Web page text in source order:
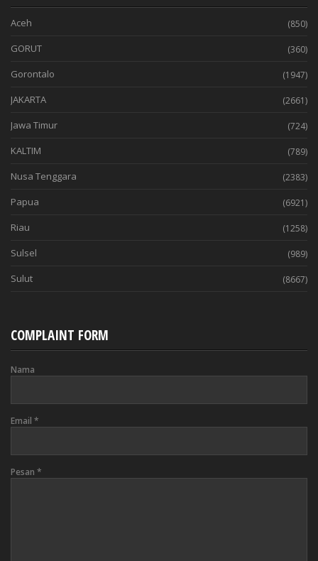
Aceh (850)
GORUT (360)
Gorontalo (1947)
JAKARTA (2661)
Jawa Timur (724)
KALTIM (789)
Nusa Tenggara (2383)
Papua (6921)
Riau (1258)
Sulsel (989)
Sulut (8667)
COMPLAINT FORM
Nama
Email *
Pesan *